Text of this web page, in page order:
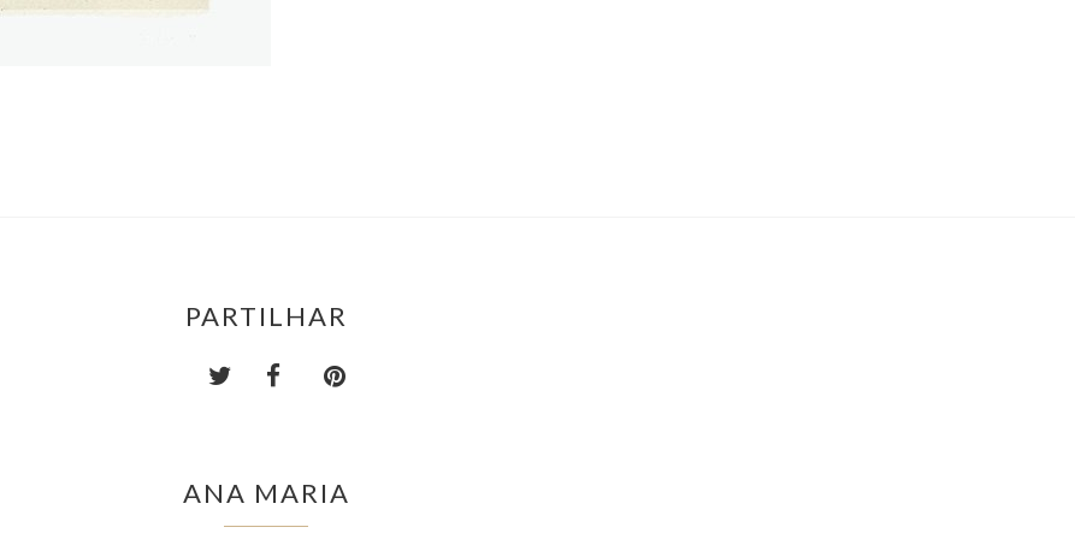
PARTILHAR
ANA MARIA